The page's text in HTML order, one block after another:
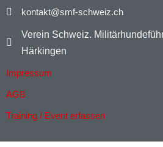
kontakt@smf-schweiz.ch
Verein Schweiz.
Härkingen
Impressum
AGB
Training / Event erfassen